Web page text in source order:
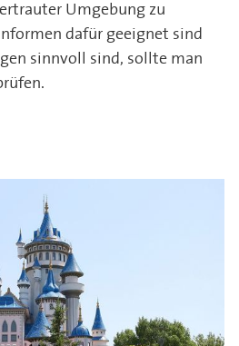
Umgebung zu
dafür geeignet sind
sinnvoll sind, sollte man